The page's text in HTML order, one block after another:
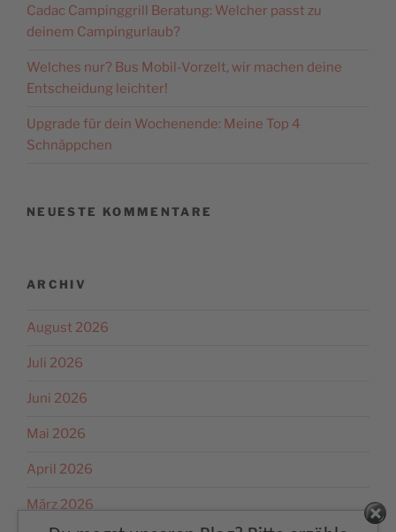
Akzeptieren
Consent Management
Platform&eRecht24
Cadac Campinggrill Beratung: Welcher passt zu
deinem Campingurlaub?
Welches nur? Bus Mobil-Vorzelt, wir machen deine
Entscheidung leichter!
Upgrade für dein Wochenende: Meine Top 4
Schnäppchen
NEUESTE KOMMENTARE
ARCHIV
August 2026
Juli 2026
Juni 2026
Mai 2026
April 2026
März 2026
Facebook